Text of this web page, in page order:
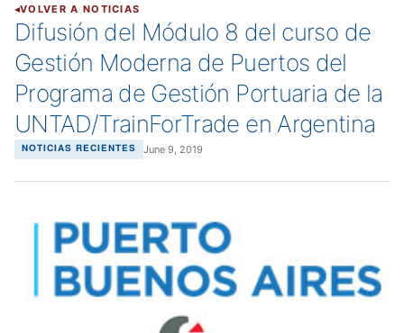
VOLVER A NOTICIAS
Difusión del Módulo 8 del curso de
Gestión Moderna de Puertos del
Programa de Gestión Portuaria de la
UNTAD/TrainForTrade en Argentina
NOTICIAS RECIENTES June 9, 2019